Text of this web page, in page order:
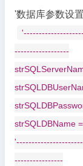
'数据库参数设置
------------------
strSQLDBName
----------------